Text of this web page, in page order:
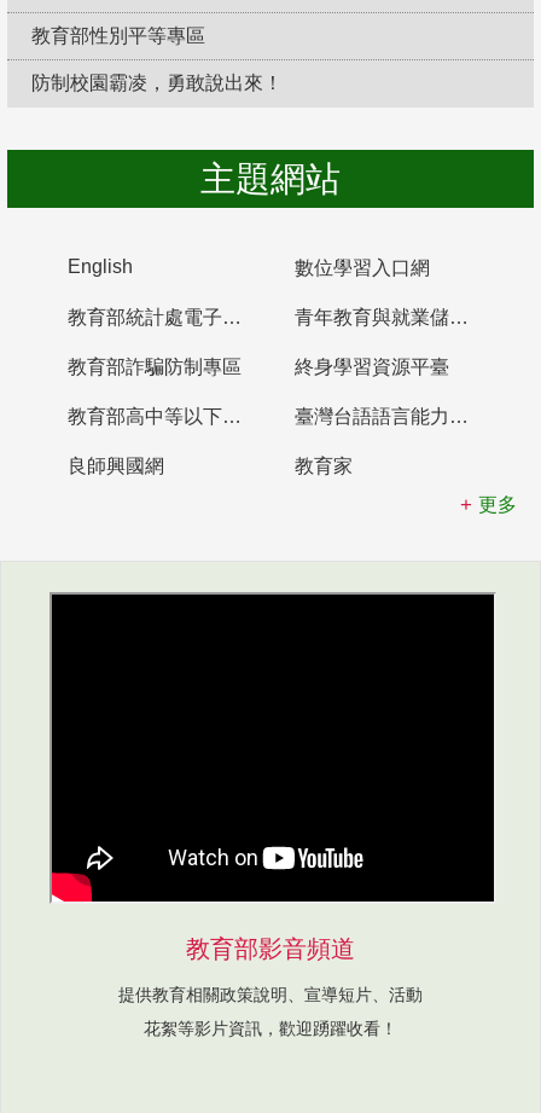
教育部性別平等專區
防制校園霸凌，勇敢說出來！
主題網站
English 數位學習入口網
教育部統計處電子書櫃 青年教育與就業儲蓄帳戶
教育部詐騙防制專區 終身學習資源平臺
教育部高中等以下學校及幼兒園教師資格檢定考試 臺灣台語語言能力認證網站
良師興國網
教育家
更多
教育部影音頻道
提供教育相關政策說明、宣導短片、活動
花絮等影片資訊，歡迎踴躍收看！